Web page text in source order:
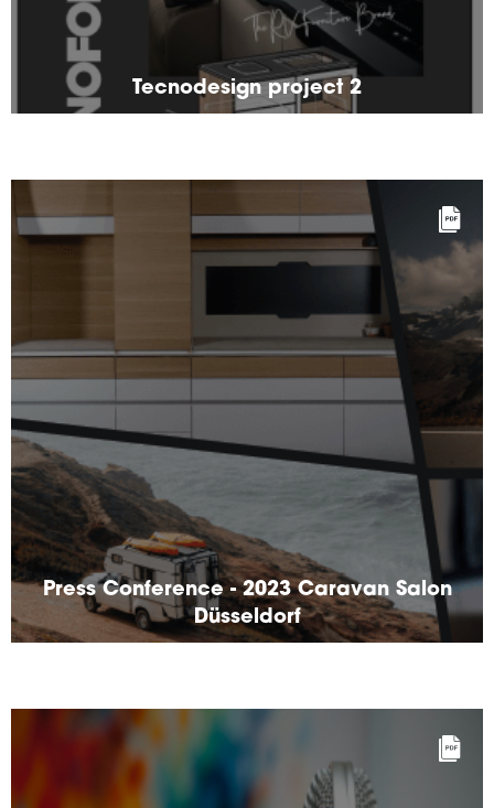
Tecnodesign project 2
Press Conference - 2023 Caravan Salon
Düsseldorf